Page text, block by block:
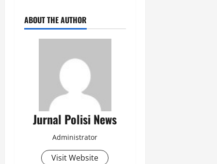
ABOUT THE AUTHOR
Jurnal Polisi News
Administrator
Visit Website